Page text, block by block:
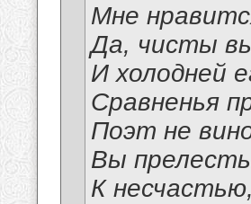
Мне
Да, чисты
И холодней
Сравненья
Поэт не
Вы
К